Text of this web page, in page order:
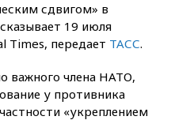
сдвигом» в
19 июля
Times, передает ТАСС.
важного члена НАТО,
у противника
«укреплением